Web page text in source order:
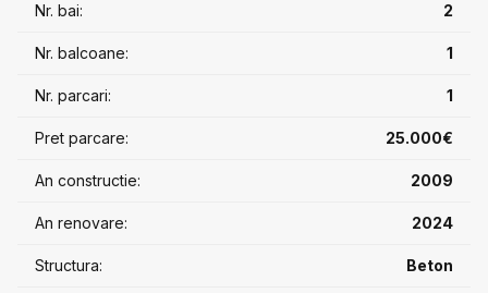
Nr. bai: 2
Nr. balcoane: 1
Nr. parcari: 1
Pret parcare: 25.000€
An constructie: 2009
An renovare: 2024
Structura: Beton